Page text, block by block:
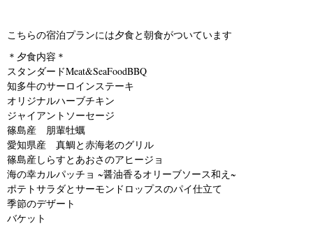
こちらの宿泊プランには夕食と朝食がついています
＊夕食内容＊
スタンダードMeat&SeaFoodBBQ
知多牛のサーロインステーキ
オリジナルハーブチキン
ジャイアントソーセージ
篠島産 朋輩牡蠣
愛知県産 真鯛と赤海老のグリル
篠島産しらすとあおさのアヒージョ
海の幸カルパッチョ ~醤油香るオリーブソース和え~
ポテトサラダとサーモンドロップスのパイ仕立て
季節のデザート
バケット